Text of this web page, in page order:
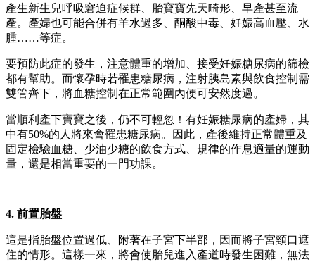
產生新生兒呼吸窘迫症候群、胎寶寶先天畸形、早產甚至流
產。產婦也可能合併有羊水過多、酮酸中毒、妊娠高血壓、水
腫……等症。
要預防此症的發生，注意體重的增加、接受妊娠糖尿病的篩檢
都有幫助。而懷孕時若罹患糖尿病，注射胰島素與飲食控制需
雙管齊下，將血糖控制在正常範圍內便可安然度過。
當順利產下寶寶之後，仍不可輕忽！有妊娠糖尿病的產婦，其
中有50%的人將來會罹患糖尿病。因此，產後維持正常體重及
固定檢驗血糖、少油少糖的飲食方式、規律的作息適量的運動
量，還是相當重要的一門功課。
4. 前置胎盤
這是指胎盤位置過低、附著在子宮下半部，因而將子宮頸口遮
住的情形。這樣一來，將會使胎兒進入產道時發生困難，無法